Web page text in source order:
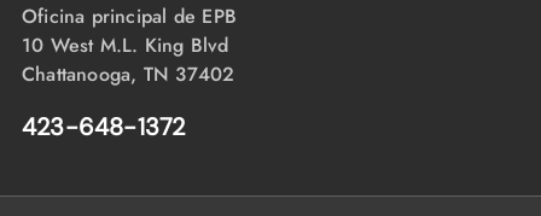
Oficina principal de EPB
10 West M.L. King Blvd
Chattanooga, TN 37402
423-648-1372